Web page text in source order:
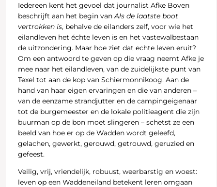
Iedereen kent het gevoel dat journalist Afke Boven
beschrijft aan het begin vanAls de laatste boot
vertrokken is, behalve de eilanders zelf, voor wie het
eilandleven het échte leven is en het vastewalbestaan
de uitzondering. Maar hoe ziet dat echte leven eruit?
Om een antwoord te geven op die vraag neemt Afke je
mee naar het eilandleven, van de zuidelijkste punt van
Texel tot aan de kop van Schiermonnikoog. Aan de
hand van haar eigen ervaringen en die van anderen –
van de eenzame strandjutter en de campingeigenaar
tot de burgemeester en de lokale politieagent die zijn
buurman op de bon moet slingeren – schetst ze een
beeld van hoe er op de Wadden wordt geleefd,
gelachen, gewerkt, gerouwd, getrouwd, geruzied en
gefeest.
Veilig, vrij, vriendelijk, robuust, weerbarstig en woest:
leven op een Waddeneiland betekent leren omgaan